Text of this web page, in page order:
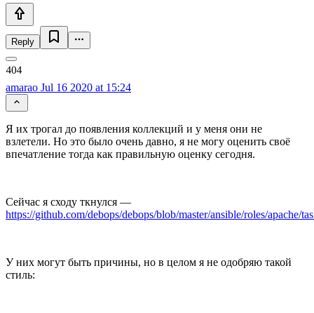
Reply
amarao Jul 16 2020 at 15:24
Я их трогал до появления коллекций и у меня они не
взлетели. Но это было очень давно, я не могу оценить своё
впечатление тогда как правильную оценку сегодня.
Сейчас я сходу ткнулся —
https://github.com/debops/debops/blob/master/ansible/roles/apache/
У них могут быть причины, но в целом я не одобряю такой
стиль: